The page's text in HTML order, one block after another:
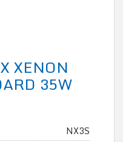
XENON
35W
NX3S